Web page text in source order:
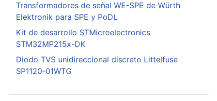
Transformadores de señal WE-SPE de Würth
Elektronik para SPE y PoDL
Kit de desarrollo STMicroelectronics
STM32MP215x-DK
Diodo TVS unidireccional discreto Littelfuse
SP1120-01WTG